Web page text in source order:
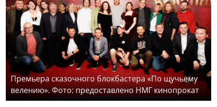
Премьера сказочного блокбастера «По щучьему
велению». Фото: предоставлено НМГ кинопрокат